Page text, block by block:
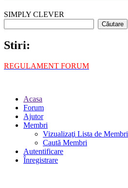
SIMPLY CLEVER
Stiri:
REGULAMENT FORUM
Acasa
Forum
Ajutor
Membri
Vizualizaţi Lista de Membri
Caută Membri
Autentificare
Înregistrare